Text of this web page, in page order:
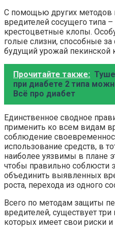
С помощью других методов
вредителей сосущего типа –
крестоцветные клопы.
голые слизни, способные за
будущий урожай пекинской
Прочитайте также:
при диабете 2 типа
Всё про диабет
Единственное сводное
применить ко всем видам
соблюдение
использование средств, в
наиболее уязвимы в плане
чтобы правильно соблюсти
объединить выявленных
роста, перехода из одного
Всего по методам защиты
вредителей, существует
которых имеет свои риски